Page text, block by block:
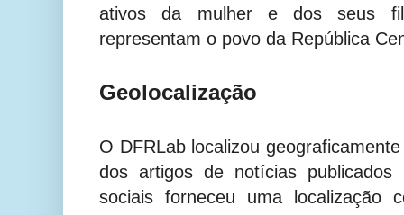
ativos da mulher e dos seus
representam o povo da República
Geolocalização
O DFRLab localizou
dos artigos de notícias
sociais forneceu uma localização